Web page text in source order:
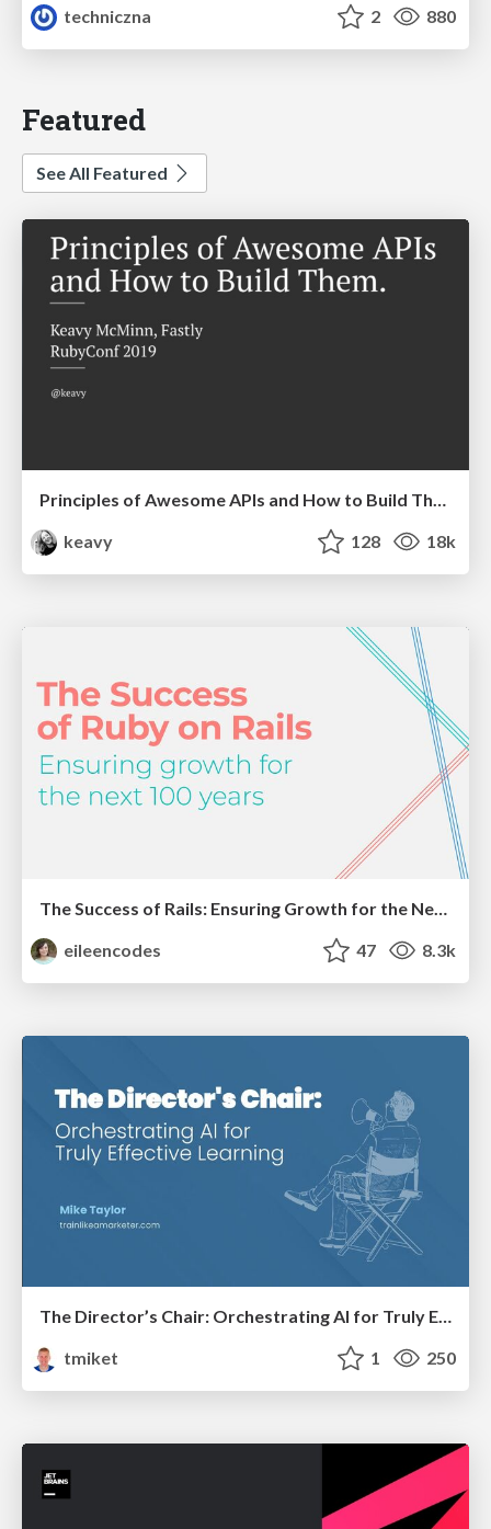
techniczna
2 880
Featured
See All Featured
Principles of Awesome APIs and How to Build Them.
keavy
128 18k
The Success of Rails: Ensuring Growth for the Next 100 Years
eileencodes
47 8.3k
The Director’s Chair: Orchestrating AI for Truly Effective Learning
tmiket
1 250